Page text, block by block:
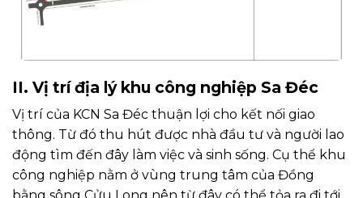
II. Vị trí địa lý khu công nghiệp Sa Đéc
Vị trí của KCN Sa Đéc thuận lợi cho kết nối giao
thông. Từ đó thu hút được nhà đầu tư và người lao
động tìm đến đây làm việc và sinh sống. Cụ thể khu
công nghiệp nằm ở vùng trung tâm của Đồng